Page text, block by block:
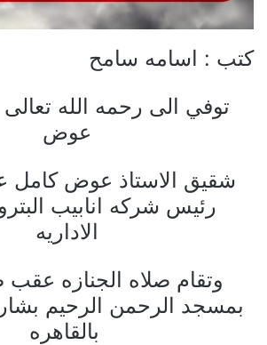
كتب : اسامه سامح
توفي الى رحمه الله
عوض
شقيق الاستاذ عوض
رئيس شركه انابيب
الاداريه
وتقام صلاه الجنازه عقب
بمسجد الرحمن الرحيم
بالقاهره